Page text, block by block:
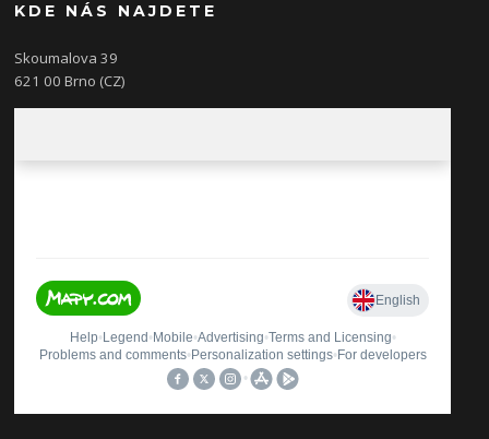
KDE NÁS NAJDETE
Skoumalova 39
621 00 Brno (CZ)